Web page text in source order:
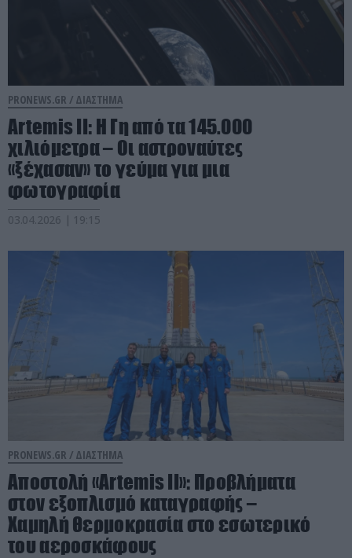
PRONEWS.GR / ΔΙΑΣΤΗΜΑ
Artemis II: Η Γη από τα 145.000
χιλιόμετρα – Οι αστροναύτες
«ξέχασαν» το γεύμα για μια
φωτογραφία
03.04.2026 | 19:15
PRONEWS.GR / ΔΙΑΣΤΗΜΑ
Αποστολή «Artemis II»: Προβλήματα
στον εξοπλισμό καταγραφής –
Χαμηλή θερμοκρασία στο εσωτερικό
του αεροσκάφους